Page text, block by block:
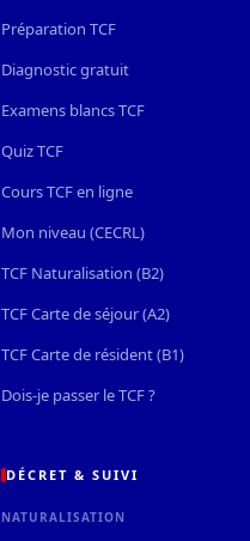
Préparation TCF
Diagnostic gratuit
Examens blancs TCF
Quiz TCF
Cours TCF en ligne
Mon niveau (CECRL)
TCF Naturalisation (B2)
TCF Carte de séjour (A2)
TCF Carte de résident (B1)
Dois-je passer le TCF ?
DÉCRET & SUIVI
NATURALISATION